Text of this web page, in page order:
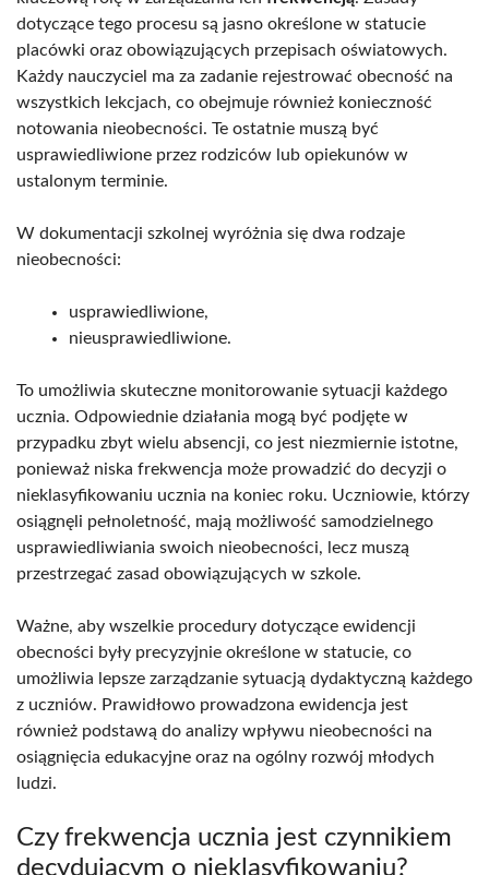
dotyczące tego procesu są jasno określone w statucie
placówki oraz obowiązujących przepisach oświatowych.
Każdy nauczyciel ma za zadanie rejestrować obecność na
wszystkich lekcjach, co obejmuje również konieczność
notowania nieobecności. Te ostatnie muszą być
usprawiedliwione przez rodziców lub opiekunów w
ustalonym terminie.
W dokumentacji szkolnej wyróżnia się dwa rodzaje
nieobecności:
usprawiedliwione,
nieusprawiedliwione.
To umożliwia skuteczne monitorowanie sytuacji każdego
ucznia. Odpowiednie działania mogą być podjęte w
przypadku zbyt wielu absencji, co jest niezmiernie istotne,
ponieważ niska frekwencja może prowadzić do decyzji o
nieklasyfikowaniu ucznia na koniec roku. Uczniowie, którzy
osiągnęli pełnoletność, mają możliwość samodzielnego
usprawiedliwiania swoich nieobecności, lecz muszą
przestrzegać zasad obowiązujących w szkole.
Ważne, aby wszelkie procedury dotyczące ewidencji
obecności były precyzyjnie określone w statucie, co
umożliwia lepsze zarządzanie sytuacją dydaktyczną każdego
z uczniów. Prawidłowo prowadzona ewidencja jest
również podstawą do analizy wpływu nieobecności na
osiągnięcia edukacyjne oraz na ogólny rozwój młodych
ludzi.
Czy frekwencja ucznia jest czynnikiem
decydującym o nieklasyfikowaniu?